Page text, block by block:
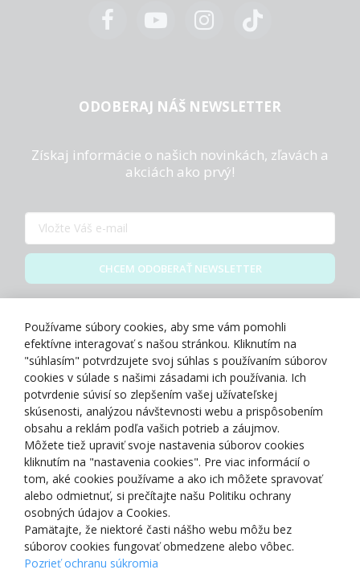
ODOBERAJ NÁŠ NEWSLETTER
Získaj informácie o našich novinkách, zľavách a
akciách ako prvý!
CHCEM ODOBERAŤ NEWSLETTER
O NÁS
NAKUPOVANIE
ZÁKAZNÍCKA ZÓNA
NAŠE OCENENIA
Používame súbory cookies, aby sme vám pomohli
efektívne interagovať s našou stránkou. Kliknutím na
"súhlasím" potvrdzujete svoj súhlas s používaním súborov
cookies v súlade s našimi zásadami ich používania. Ich
potvrdenie súvisí so zlepšením vašej užívateľskej
skúsenosti, analýzou návštevnosti webu a prispôsobením
obsahu a reklám podľa vašich potrieb a záujmov.
Môžete tiež upraviť svoje nastavenia súborov cookies
kliknutím na "nastavenia cookies". Pre viac informácií o
tom, aké cookies používame a ako ich môžete spravovať
alebo odmietnuť, si prečítajte našu Politiku ochrany
osobných údajov a Cookies.
Pamätajte, že niektoré časti nášho webu môžu bez
súborov cookies fungovať obmedzene alebo vôbec.
Pozrieť ochranu súkromia